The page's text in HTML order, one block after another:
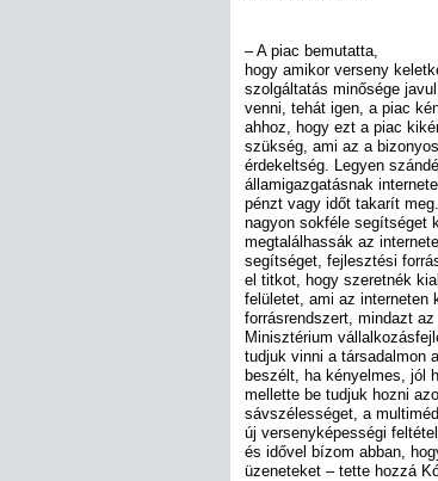
– A piac bemutatta,
hogy amikor verseny
szolgáltatás minősége
venni, tehát igen, a piac
ahhoz, hogy ezt a piac
szükség, ami az a
érdekeltség. Legyen
államigazgatásnak
pénzt vagy időt takarít
nagyon sokféle segítséget
megtalálhassák az
segítséget, fejlesztési
el titkot, hogy szeretnék
felületet, ami az interneten
forrásrendszert, mindazt
Minisztérium
tudjuk vinni a társadalmon
beszélt, ha kényelmes, jól
mellette be tudjuk hozni
sávszélességet, a
új versenyképességi
és idővel bízom abban,
üzeneteket – tette hozzá